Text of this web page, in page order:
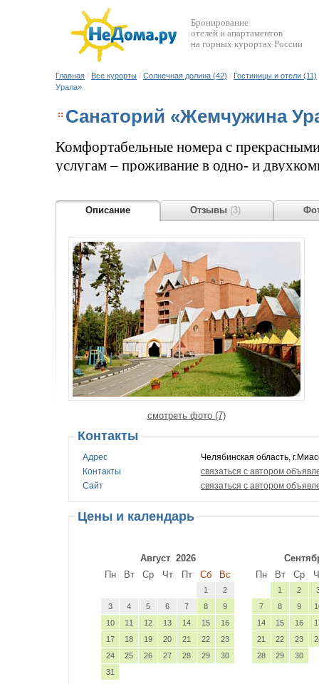
Бронирование
отелей и апартаментов
на горных курортах России
Главная / Все курорты / Солнечная долина (42) / Гостиницы и отели (11)
Урала»
Санаторий «Жемчужина
Комфортабельные номера с
услугам – проживание в одно- и
переговоров, кинозал, бар,
солярий, сауна, бассейн, волейбольная
городок.
Описание Отзывы (3)
смотреть фото (7)
Контакты
Адрес
Челябинская область,
Контакты
связаться с автором
Сайт
связаться с автором
Цены и календарь
Август 2026
Пн
Вт Ср Чт Пт Сб Вс
1
2
3
4 5 6 7 8
9
10
11 12 13 14 15
16
17
18 19 20 21 22
23
24
25 26 27 28 29
30
31
Пн
Вт Ср
1 2
7
8 9
14
15 16
21
22 23
28
29 30